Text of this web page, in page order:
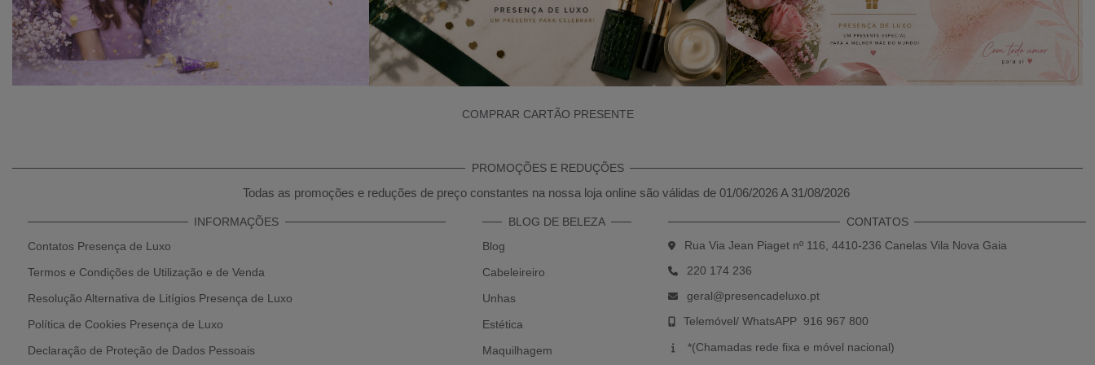
COMPRAR CARTÃO PRESENTE
PROMOÇÕES E REDUÇÕES
Todas as promoções e reduções de preço constantes na nossa loja online são válidas de 01/06/2026 A 31/08/2026
INFORMAÇÕES
Contatos Presença de Luxo
Termos e Condições de Utilização e de Venda
Resolução Alternativa de Litígios Presença de Luxo
Política de Cookies Presença de Luxo
Declaração de Proteção de Dados Pessoais
BLOG DE BELEZA
Blog
Cabeleireiro
Unhas
Estética
Maquilhagem
CONTATOS
Rua Via Jean Piaget nº 116, 4410-236 Canelas Vila Nova Gaia
220 174 236
geral@presencadeluxo.pt
Telemóvel/ WhatsAPP 916 967 800
*(Chamadas rede fixa e móvel nacional)